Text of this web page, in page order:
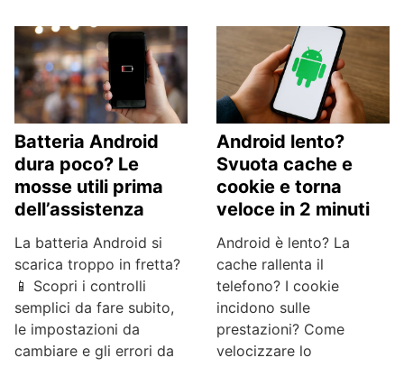
Batteria Android
dura poco? Le
mosse utili prima
dell’assistenza
La batteria Android si
scarica troppo in fretta?
📱 Scopri i controlli
semplici da fare subito,
le impostazioni da
cambiare e gli errori da
Android lento?
Svuota cache e
cookie e torna
veloce in 2 minuti
Android è lento? La
cache rallenta il
telefono? I cookie
incidono sulle
prestazioni? Come
velocizzare lo